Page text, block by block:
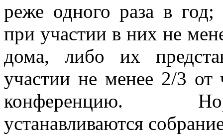
реже одного раза в
при участии в них не
дома, либо их
участии не менее 2/3 от
конференцию.
устанавливаются